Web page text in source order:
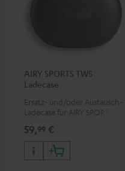
AIRY SPORTS TWS
Ladecase
Ersatz- und/oder Austausch-
Ladecase für AIRY SPORTS TWS
59,99 €